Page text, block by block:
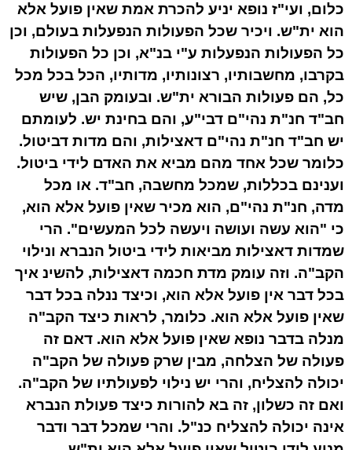
כלום, ועי"ז נופא יניע להכרת אמת שאין פועל אלא
הוא ית"ש. ויכיר שכל הפעולות הנפעלות בעולם, וכן
כל הפעולות הנפעלות ע"י בנ"א, וכן כל הפעולות
בקרבו, מחשבותיו, רצונותיו, מדותיו, הכל בכל מכל
כל, הם פעולות הבורא ית"ש. ובעומק הבן, שיש
חב"ד חנ"ת נהי"ם דבי"ע, והם בחינת יש. לעומתם
יש חב"ד חנ"ת נהי"ם דאצילות, והם מדות דביטול.
כלומר שכל אחד מהם מביא את האדם לידי ביטול.
וענינם בכללות, שמכל מחשבה, חב"ד. או מכל
מדה, חנ"ת נהי"ם, הוא מכיר שאין פועל אלא הוא,
כי "הוא עשה ועושה ויעשה לכל המעשים". הרי
שמדות דאצילות מביאות לידי ביטול הנברא ונילוי
הקב"ה. וזה עומק מדת חכמה דאצילות, להשינ איך
בכל דבר אין פועל אלא הוא, וכיצד ננלה בכל דבר
שאין פועל אלא הוא. כלומר, לראות כיצד הקב"ה
מנלה בדבר נופא שאין פועל אלא הוא. דאם זה
פעולה של הצלחה, מבין שרק פעולה של הקב"ה
יכולה להצליח, והרי יש נילוי לפעולתיו של הקב"ה.
ואם זה כשלון, זה בא להורות כיצד פעולת הנברא
אינה יכולה להצליח כנ"ל. והרי שמכל דבר ודבר